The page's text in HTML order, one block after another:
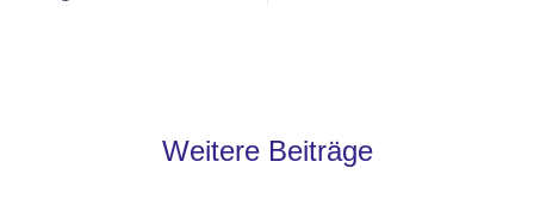
Weitere Beiträge